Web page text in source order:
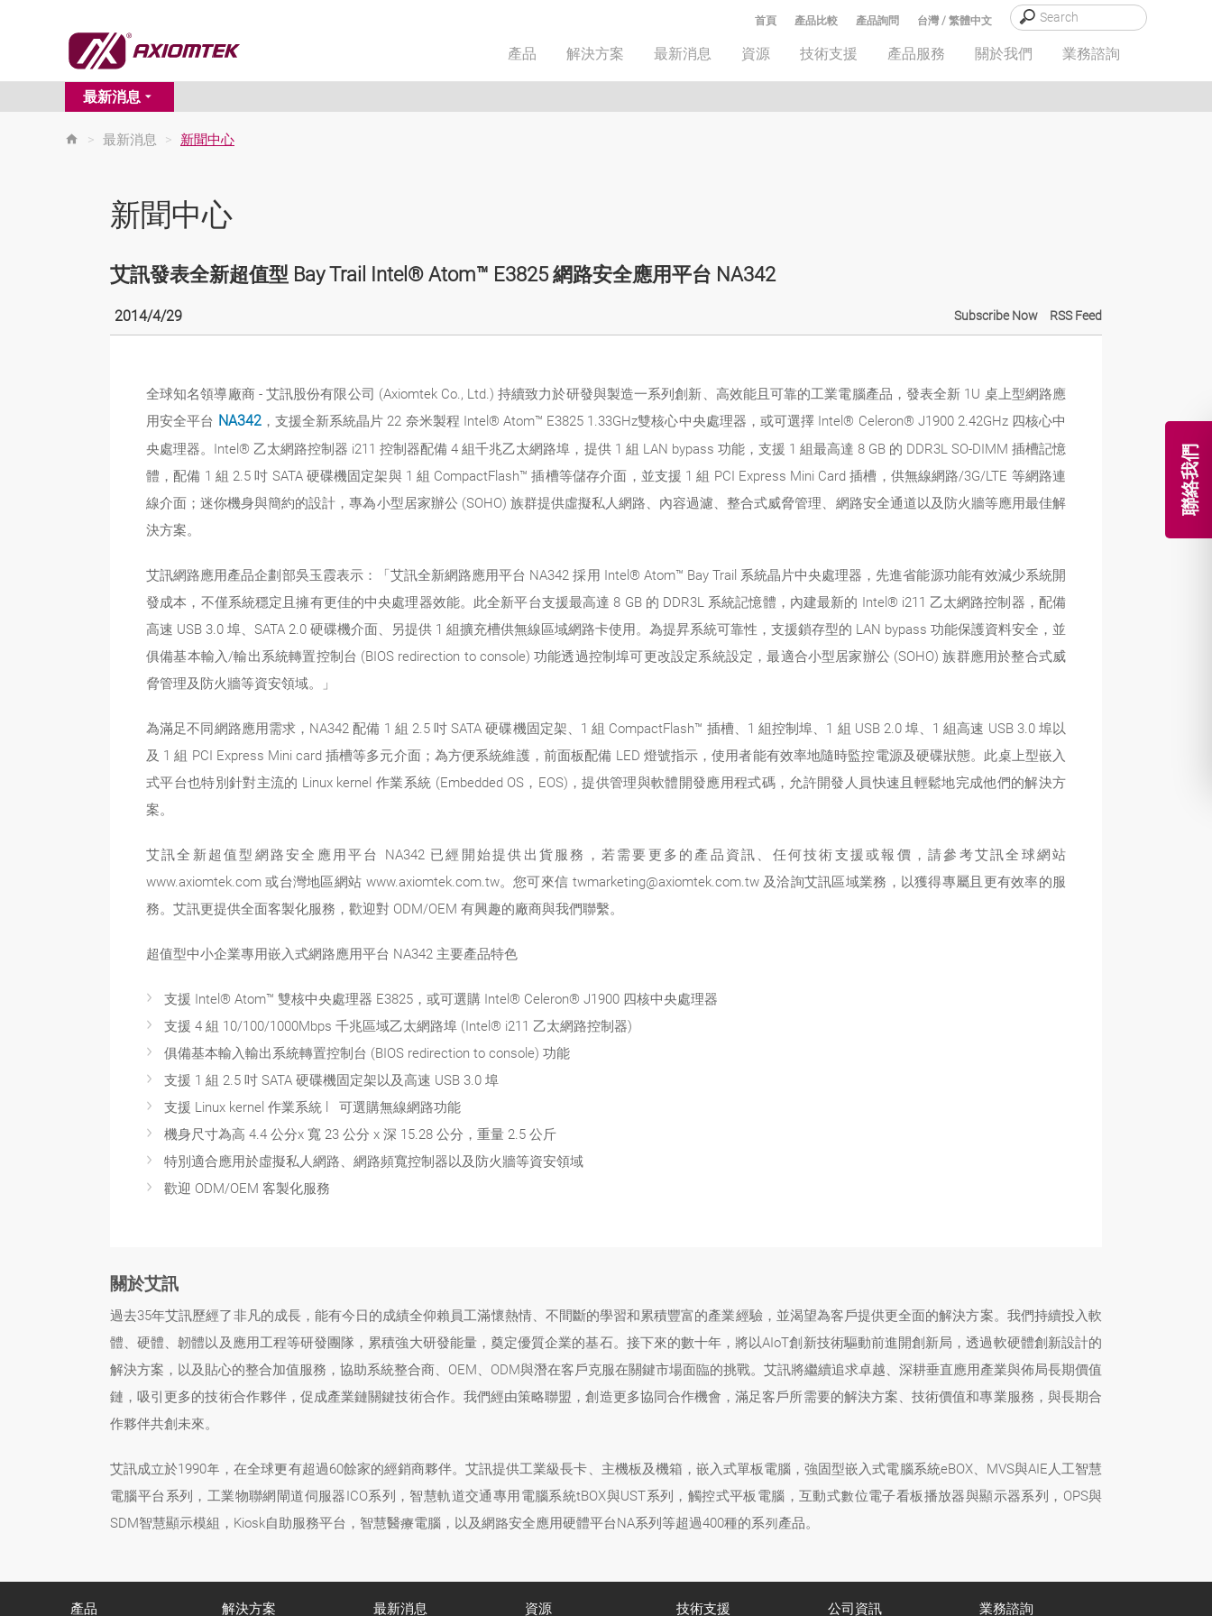
聯絡我們
台灣 / 繁體中文
產品詢問
產品比較
首頁
產品 解決方案 最新消息 資源 技術支援 產品服務 關於我們 業務諮詢
最新消息
> 最新消息 > 新聞中心
新聞中心
艾訊發表全新超值型 Bay Trail Intel® Atom™ E3825 網路安全應用平台 NA342
2014/4/29 Subscribe Now RSS Feed
全球知名領導廠商 - 艾訊股份有限公司 (Axiomtek Co., Ltd.) 持續致力於研發與製造一系列創新、高效能且可靠的工業電腦產品，發表全新 1U 桌上型網路應
用安全平台 NA342，支援全新系統晶片 22 奈米製程 Intel® Atom™ E3825 1.33GHz雙核心中央處理器，或可選擇 Intel® Celeron® J1900 2.42GHz 四核心中
央處理器。Intel® 乙太網路控制器 i211 控制器配備 4 組千兆乙太網路埠，提供 1 組 LAN bypass 功能，支援 1 組最高達 8 GB 的 DDR3L SO-DIMM 插槽記憶
體，配備 1 組 2.5 吋 SATA 硬碟機固定架與 1 組 CompactFlash™ 插槽等儲存介面，並支援 1 組 PCI Express Mini Card 插槽，供無線網路/3G/LTE 等網路連
線介面；迷你機身與簡約的設計，專為小型居家辦公 (SOHO) 族群提供虛擬私人網路、內容過濾、整合式威脅管理、網路安全通道以及防火牆等應用最佳解
決方案。
艾訊網路應用產品企劃部吳玉霞表示：「艾訊全新網路應用平台 NA342 採用 Intel® Atom™ Bay Trail 系統晶片中央處理器，先進省能源功能有效減少系統開
發成本，不僅系統穩定且擁有更佳的中央處理器效能。此全新平台支援最高達 8 GB 的 DDR3L 系統記憶體，內建最新的 Intel® i211 乙太網路控制器，配備
高速 USB 3.0 埠、SATA 2.0 硬碟機介面、另提供 1 組擴充槽供無線區域網路卡使用。為提昇系統可靠性，支援鎖存型的 LAN bypass 功能保護資料安全，並
俱備基本輸入/輸出系統轉置控制台 (BIOS redirection to console) 功能透過控制埠可更改設定系統設定，最適合小型居家辦公 (SOHO) 族群應用於整合式威
脅管理及防火牆等資安領域。」
為滿足不同網路應用需求，NA342 配備 1 組 2.5 吋 SATA 硬碟機固定架、1 組 CompactFlash™ 插槽、1 組控制埠、1 組 USB 2.0 埠、1 組高速 USB 3.0 埠以
及 1 組 PCI Express Mini card 插槽等多元介面；為方便系統維護，前面板配備 LED 燈號指示，使用者能有效率地隨時監控電源及硬碟狀態。此桌上型嵌入
式平台也特別針對主流的 Linux kernel 作業系統 (Embedded OS，EOS)，提供管理與軟體開發應用程式碼，允許開發人員快速且輕鬆地完成他們的解決方
案。
艾訊全新超值型網路安全應用平台 NA342 已經開始提供出貨服務，若需要更多的產品資訊、任何技術支援或報價，請參考艾訊全球網站
www.axiomtek.com 或台灣地區網站 www.axiomtek.com.tw。您可來信 twmarketing@axiomtek.com.tw 及洽詢艾訊區域業務，以獲得專屬且更有效率的服
務。艾訊更提供全面客製化服務，歡迎對 ODM/OEM 有興趣的廠商與我們聯繫。
超值型中小企業專用嵌入式網路應用平台 NA342 主要產品特色
支援 Intel® Atom™ 雙核中央處理器 E3825，或可選購 Intel® Celeron® J1900 四核中央處理器
支援 4 組 10/100/1000Mbps 千兆區域乙太網路埠 (Intel® i211 乙太網路控制器)
俱備基本輸入輸出系統轉置控制台 (BIOS redirection to console) 功能
支援 1 組 2.5 吋 SATA 硬碟機固定架以及高速 USB 3.0 埠
支援 Linux kernel 作業系統 l 可選購無線網路功能
機身尺寸為高 4.4 公分x 寬 23 公分 x 深 15.28 公分，重量 2.5 公斤
特別適合應用於虛擬私人網路、網路頻寬控制器以及防火牆等資安領域
歡迎 ODM/OEM 客製化服務
關於艾訊
過去35年艾訊歷經了非凡的成長，能有今日的成績全仰賴員工滿懷熱情、不間斷的學習和累積豐富的產業經驗，並渴望為客戶提供更全面的解決方案。我們持續投入軟
體、硬體、韌體以及應用工程等研發團隊，累積強大研發能量，奠定優質企業的基石。接下來的數十年，將以AIoT創新技術驅動前進開創新局，透過軟硬體創新設計的
解決方案，以及貼心的整合加值服務，協助系統整合商、OEM、ODM與潛在客戶克服在關鍵市場面臨的挑戰。艾訊將繼續追求卓越、深耕垂直應用產業與佈局長期價值
鏈，吸引更多的技術合作夥伴，促成產業鏈關鍵技術合作。我們經由策略聯盟，創造更多協同合作機會，滿足客戶所需要的解決方案、技術價值和專業服務，與長期合
作夥伴共創未來。
艾訊成立於1990年，在全球更有超過60餘家的經銷商夥伴。艾訊提供工業級長卡、主機板及機箱，嵌入式單板電腦，強固型嵌入式電腦系統eBOX、MVS與AIE人工智慧
電腦平台系列，工業物聯網閘道伺服器ICO系列，智慧軌道交通專用電腦系統tBOX與UST系列，觸控式平板電腦，互動式數位電子看板播放器與顯示器系列，OPS與
SDM智慧顯示模組，Kiosk自助服務平台，智慧醫療電腦，以及網路安全應用硬體平台NA系列等超過400種的系列產品。
產品 解決方案 最新消息 資源 技術支援 公司資訊 業務諮詢